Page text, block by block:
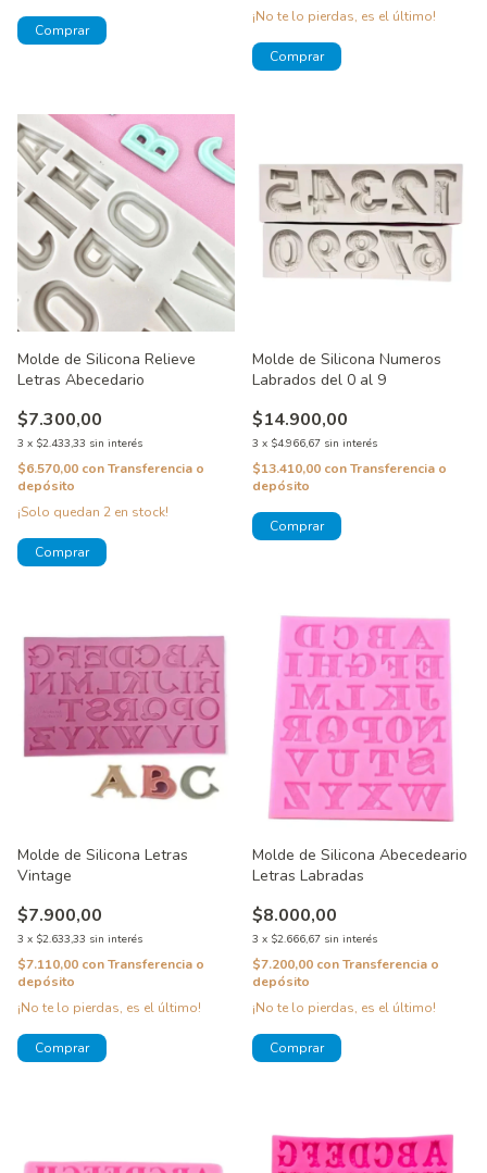
¡No te lo pierdas, es el último!
Molde de Silicona Relieve
Letras Abecedario
$7.300,00
3 x $2.433,33 sin interés
$6.570,00 conTransferencia o
depósito
¡Solo quedan 2 en stock!
Molde de Silicona Numeros
Labrados del 0 al 9
$14.900,00
3 x $4.966,67 sin interés
$13.410,00 conTransferencia o
depósito
Molde de Silicona Letras
Vintage
$7.900,00
3 x $2.633,33 sin interés
$7.110,00 conTransferencia o
depósito
¡No te lo pierdas, es el último!
Molde de Silicona Abecedeario
Letras Labradas
$8.000,00
3 x $2.666,67 sin interés
$7.200,00 conTransferencia o
depósito
¡No te lo pierdas, es el último!